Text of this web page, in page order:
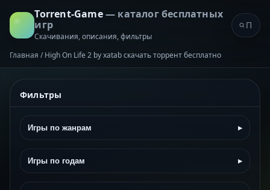
Torrent-Game— каталог бесплатных
игр
Скачивания, описания, фильтры
Главная / High On Life 2 by xatab скачать торрент бесплатно
Фильтры
Игры по жанрам ▸
Игры по годам ▸